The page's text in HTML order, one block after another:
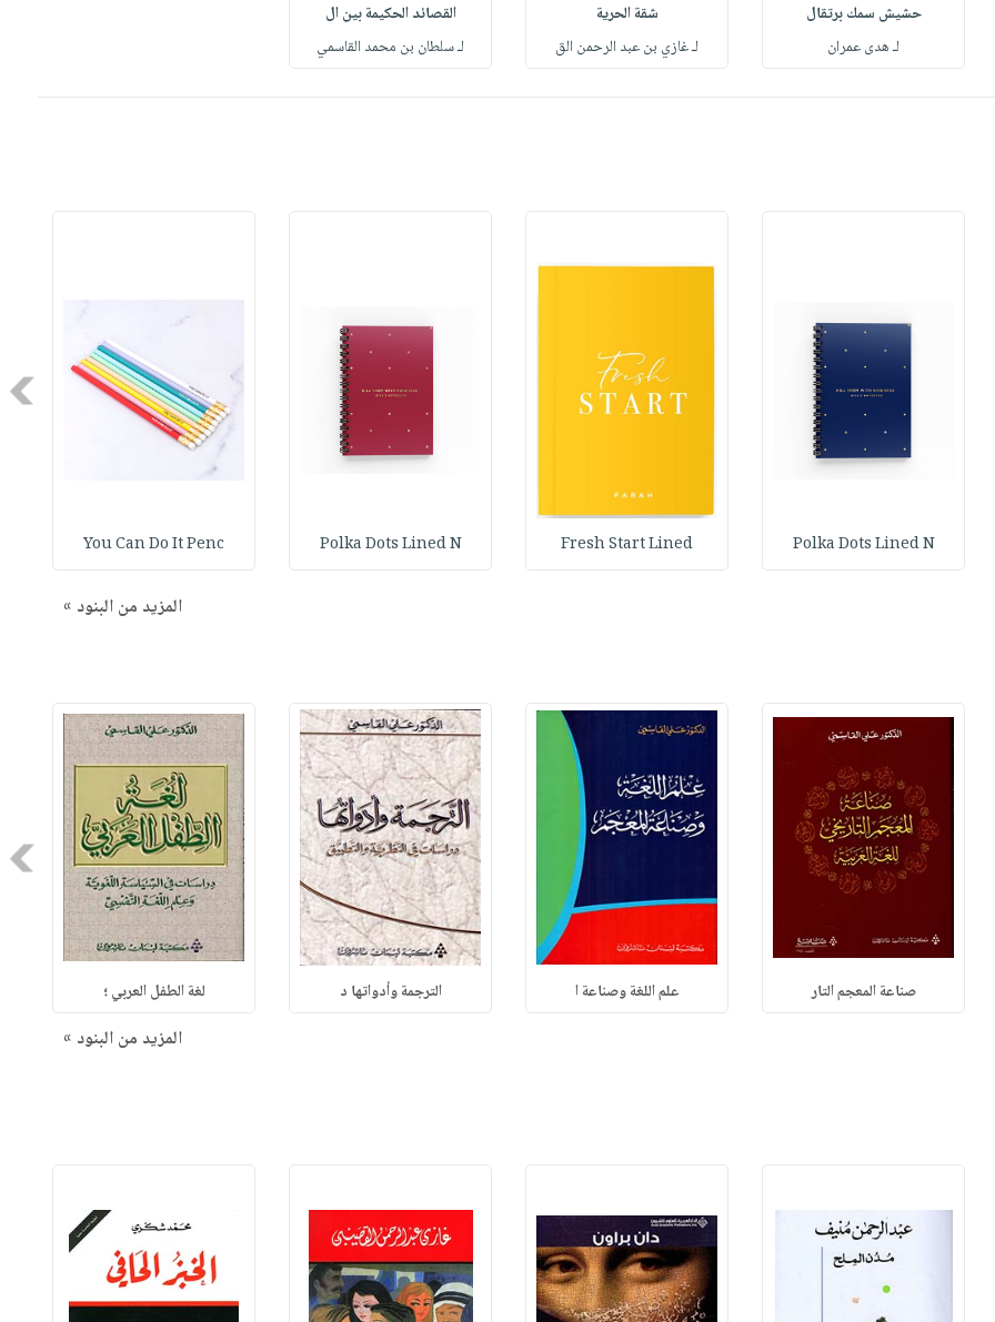
حشيش سمك برتقال
لـ هدى عمران
شقة الحرية
لـ غازي بن عبد الرحمن الق
القصائد الحكيمة بين ال
لـ سلطان بن محمد القاسمي
Polka Dots Lined N
Fresh Start Lined
Polka Dots Lined N
You Can Do It Penc
المزيد من البنود »
صناعة المعجم التار علم اللغة وصناعة ا الترجمة وأدواتها د لغة الطفل العربي ؛
المزيد من البنود »